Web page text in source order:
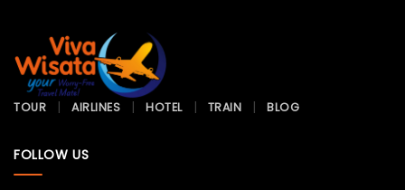
TOUR AIRLINES HOTEL TRAIN BLOG
FOLLOW US